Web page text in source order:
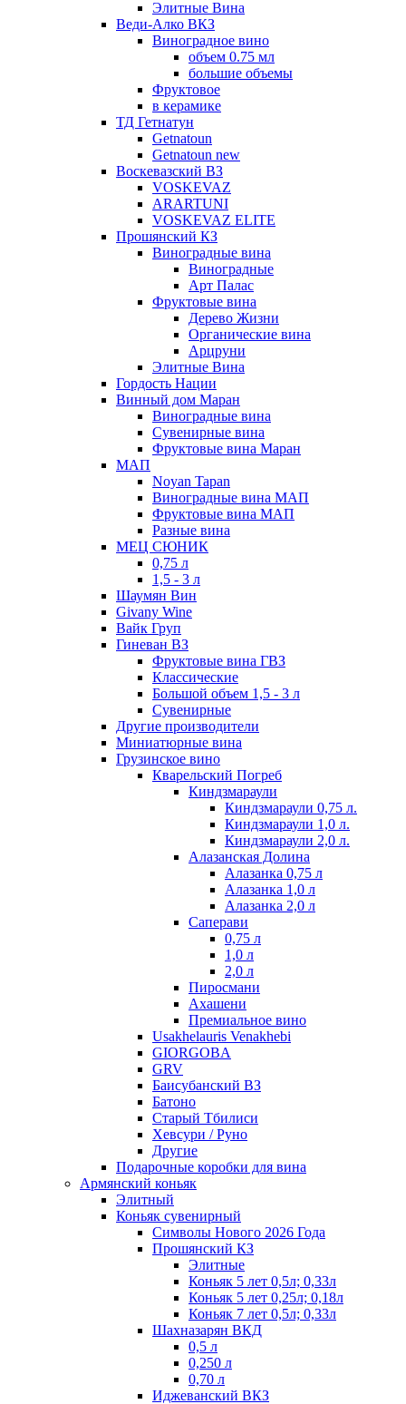
Элитные Вина
Веди-Алко ВКЗ
Виноградное вино
объем 0.75 мл
большие объемы
Фруктовое
в керамике
ТД Гетнатун
Getnatoun
Getnatoun new
Воскевазский ВЗ
VOSKEVAZ
ARARTUNI
VOSKEVAZ ELITE
Прошянский КЗ
Виноградные вина
Виноградные
Арт Палас
Фруктовые вина
Дерево Жизни
Органические вина
Арцруни
Элитные Вина
Гордость Нации
Винный дом Маран
Виноградные вина
Сувенирные вина
Фруктовые вина Маран
МАП
Noyan Tapan
Виноградные вина МАП
Фруктовые вина МАП
Разные вина
МЕЦ СЮНИК
0,75 л
1,5 - 3 л
Шаумян Вин
Givany Wine
Вайк Груп
Гиневан ВЗ
Фруктовые вина ГВЗ
Классические
Большой объем 1,5 - 3 л
Сувенирные
Другие производители
Миниатюрные вина
Грузинское вино
Кварельский Погреб
Киндзмараули
Киндзмараули 0,75 л.
Киндзмараули 1,0 л.
Киндзмараули 2,0 л.
Алазанская Долина
Алазанка 0,75 л
Алазанка 1,0 л
Алазанка 2,0 л
Саперави
0,75 л
1,0 л
2,0 л
Пиросмани
Ахашени
Премиальное вино
Usakhelauris Venakhebi
GIORGOBA
GRV
Баисубанский ВЗ
Батоно
Старый Тбилиси
Хевсури / Руно
Другие
Подарочные коробки для вина
Армянский коньяк
Элитный
Коньяк сувенирный
Символы Нового 2026 Года
Прошянский КЗ
Элитные
Коньяк 5 лет 0,5л; 0,33л
Коньяк 5 лет 0,25л; 0,18л
Коньяк 7 лет 0,5л; 0,33л
Шахназарян ВКД
0,5 л
0,250 л
0,70 л
Иджеванский ВКЗ